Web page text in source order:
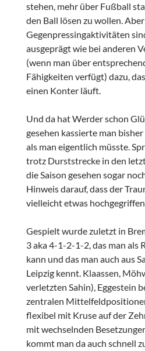
stehen, mehr über Fußball
den Ball lösen zu wollen.
Gegenpressingaktivitäten
ausgeprägt wie bei anderen
(wenn man über
Fähigkeiten verfügt) dazu,
einen Konter läuft.
Und da hat Werder schon
gesehen kassierte man
als man eigentlich müsste.
trotz Durststrecke in den
die Saison gesehen sogar
Hinweis darauf, dass der
vielleicht etwas
Gespielt wurde zuletzt in
3 aka 4-1-2-1-2, das man als
kann und das man auch aus
Leipzig kennt. Klaassen,
verletzten Sahin), Eggestein
zentralen
flexibel mit Kruse auf der
mit wechselnden
kommt man da auch schnell